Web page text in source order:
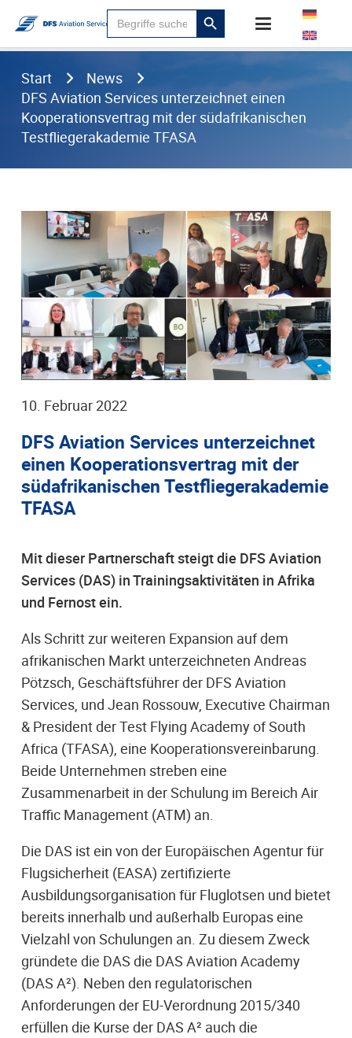
Suchen
für:
Search
Button
Start
News
DFS Aviation Services unterzeichnet einen
Kooperationsvertrag mit der südafrikanischen
Testfliegerakademie TFASA
10. Februar 2022
DFS Aviation Services unterzeichnet
einen Kooperationsvertrag mit der
südafrikanischen Testfliegerakademie
TFASA
Mit dieser Partnerschaft steigt die DFS Aviation
Services (DAS) in Trainingsaktivitäten in Afrika
und Fernost ein.
Als Schritt zur weiteren Expansion auf dem
afrikanischen Markt unterzeichneten Andreas
Pötzsch, Geschäftsführer der DFS Aviation
Services, und Jean Rossouw, Executive Chairman
& President der Test Flying Academy of South
Africa (TFASA), eine Kooperationsvereinbarung.
Beide Unternehmen streben eine
Zusammenarbeit in der Schulung im Bereich Air
Traffic Management (ATM) an.
Die DAS ist ein von der Europäischen Agentur für
Flugsicherheit (EASA) zertifizierte
Ausbildungsorganisation für Fluglotsen und bietet
bereits innerhalb und außerhalb Europas eine
Vielzahl von Schulungen an. Zu diesem Zweck
gründete die DAS die DAS Aviation Academy
(DAS A²). Neben den regulatorischen
Anforderungen der EU-Verordnung 2015/340
erfüllen die Kurse der DAS A² auch die